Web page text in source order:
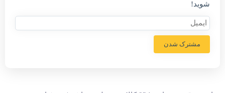
شوید!
مشترک شدن